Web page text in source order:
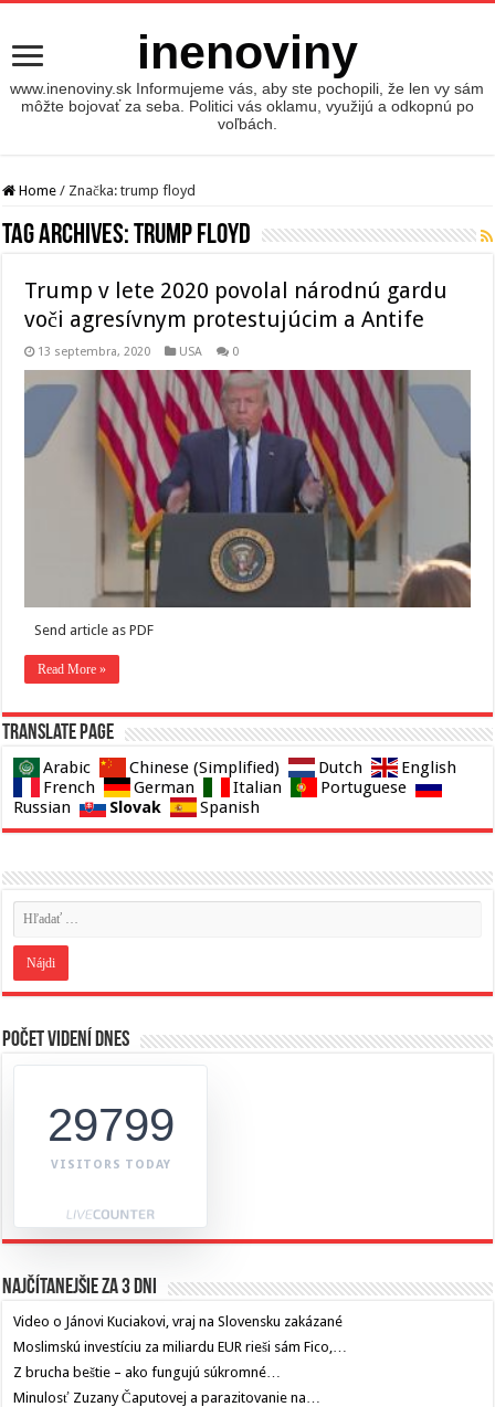
inenoviny
www.inenoviny.sk Informujeme vás, aby ste pochopili, že len vy sám
môžte bojovať za seba. Politici vás oklamu, využijú a odkopnú po
voľbách.
Home / Značka:trump floyd
Tag Archives:trump floyd
Trump v lete 2020 povolal národnú gardu
voči agresívnym protestujúcim a Antife
13 septembra, 2020 USA 0
Send article as PDF
Read More »
Translate page
Arabic Chinese (Simplified) Dutch
English
French
German Italian
Portuguese
Russian
Slovak Spanish
Počet videní dnes
29799
VISITORS TODAY
Najčítanejšie za 3 dni
Video o Jánovi Kuciakovi, vraj na Slovensku zakázané
Moslimskú investíciu za miliardu EUR rieši sám Fico,…
Z brucha beštie – ako fungujú súkromné…
Minulosť Zuzany Čaputovej a parazitovanie na…